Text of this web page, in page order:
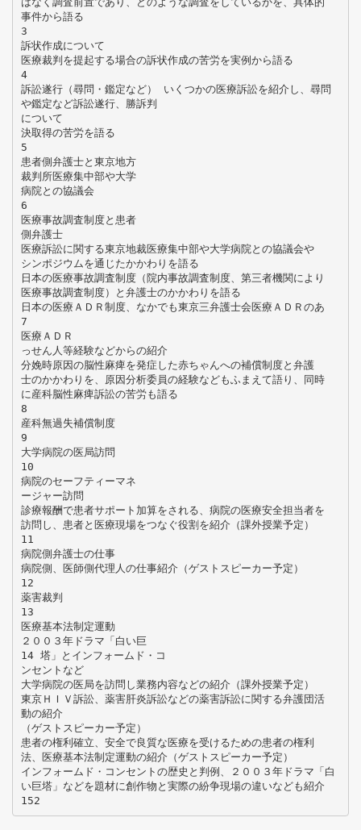
事件から語る
3
訴状作成について
医療裁判を提起する場合の訴状作成の苦労を実例から語る
4
訴訟遂行（尋問・鑑定など） いくつかの医療訴訟を紹介し、尋問
や鑑定など訴訟遂行、勝訴判
について
決取得の苦労を語る
5
患者側弁護士と東京地方
裁判所医療集中部や大学
病院との協議会
6
医療事故調査制度と患者
側弁護士
医療訴訟に関する東京地裁医療集中部や大学病院との協議会や
シンポジウムを通じたかかわりを語る
日本の医療事故調査制度（院内事故調査制度、第三者機関により
医療事故調査制度）と弁護士のかかわりを語る
日本の医療ＡＤＲ制度、なかでも東京三弁護士会医療ＡＤＲのあ
7
医療ＡＤＲ
っせん人等経験などからの紹介
分娩時原因の脳性麻痺を発症した赤ちゃんへの補償制度と弁護
士のかかわりを、原因分析委員の経験などもふまえて語り、同時
に産科脳性麻痺訴訟の苦労も語る
8
産科無過失補償制度
9
大学病院の医局訪問
10
病院のセーフティーマネ
ージャー訪問
診療報酬で患者サポート加算をされる、病院の医療安全担当者を
訪問し、患者と医療現場をつなぐ役割を紹介（課外授業予定）
11
病院側弁護士の仕事
病院側、医師側代理人の仕事紹介（ゲストスピーカー予定）
12
薬害裁判
13
医療基本法制定運動
２００３年ドラマ「白い巨
14 塔」とインフォームド・コ
ンセントなど
大学病院の医局を訪問し業務内容などの紹介（課外授業予定）
東京ＨＩＶ訴訟、薬害肝炎訴訟などの薬害訴訟に関する弁護団活
動の紹介
（ゲストスピーカー予定）
患者の権利確立、安全で良質な医療を受けるための患者の権利
法、医療基本法制定運動の紹介（ゲストスピーカー予定）
インフォームド・コンセントの歴史と判例、２００３年ドラマ「白
い巨塔」などを題材に創作物と実際の紛争現場の違いなども紹介